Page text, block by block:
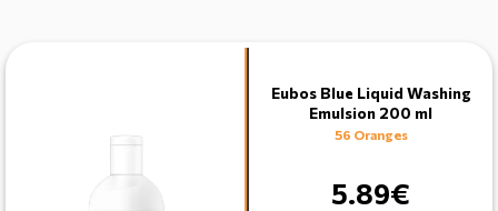
Eubos Blue Liquid Washing
Emulsion 200 ml
56 Oranges
5.89€